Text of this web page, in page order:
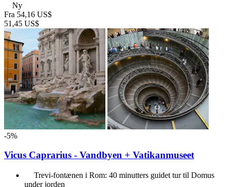
Ny
Fra 54,16 US$
51,45 US$
-5%
Vicus Caprarius - Vandbyen + Vatikanmuseet
Trevi-fontænen i Rom: 40 minutters guidet tur til Domus
under jorden